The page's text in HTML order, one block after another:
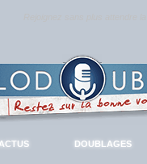
ACTUS DOUBLAGES